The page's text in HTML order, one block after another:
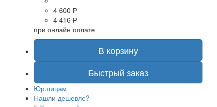
4 600 Р
4 416 Р
при онлайн оплате
В корзину
Быстрый заказ
Юр.лицам
Нашли дешевле?